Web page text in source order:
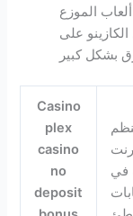
الموزع
الكازينو على
Casino
plex
casino
no
deposit
في